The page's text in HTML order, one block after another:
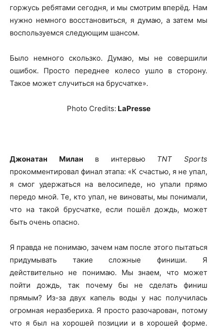
горжусь ребятами сегодня, и мы смотрим вперёд. Нам
нужно немного восстановиться, я думаю, а затем мы
воспользуемся следующим шансом.
Было немного скользко. Думаю, мы не совершили
ошибок. Просто переднее колесо ушло в сторону.
Такое может случиться на брусчатке».
Photo Credits: LaPresse
Джонатан Милан в интервьюTNT Sports
прокомментировал финал этапа: «К счастью, я не упал,
я смог удержаться на велосипеде, но упали прямо
передо мной. Те, кто упал, не виноваты, мы понимали,
что на такой брусчатке, если пошёл дождь, может
быть очень опасно.
Я правда не понимаю, зачем нам после этого пытаться
придумывать такие сложные финиши. Я
действительно не понимаю. Мы знаем, что может
пойти дождь, так почему бы не сделать финиш
прямым? Из-за двух капель воды у нас получилась
огромная неразбериха. Я просто разочарован, потому
что я был на хорошей позиции и в хорошей форме.